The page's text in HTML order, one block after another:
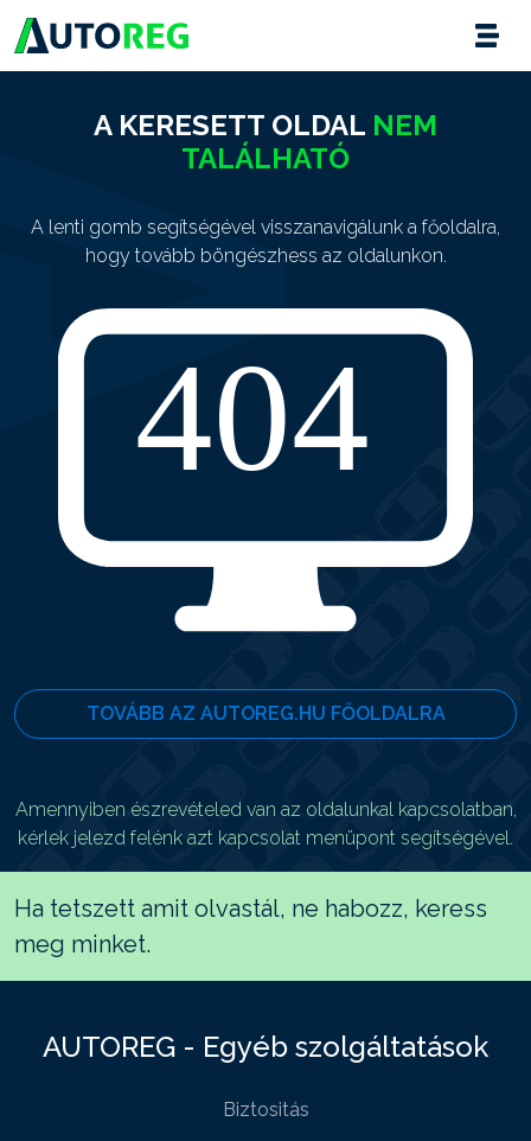
A KERESETT OLDAL NEM
TALÁLHATÓ
A lenti gomb segítségével visszanavigálunk a főoldalra,
hogy tovább böngészhess az oldalunkon.
TOVÁBB AZ AUTOREG.HU FŐOLDALRA
Amennyiben észrevételed van az oldalunkal kapcsolatban,
kérlek jelezd felénk azt kapcsolat menüpont segítségével.
Ha tetszett amit olvastál, ne habozz, keress
meg minket.
AUTOREG - Egyéb szolgáltatások
Biztositás